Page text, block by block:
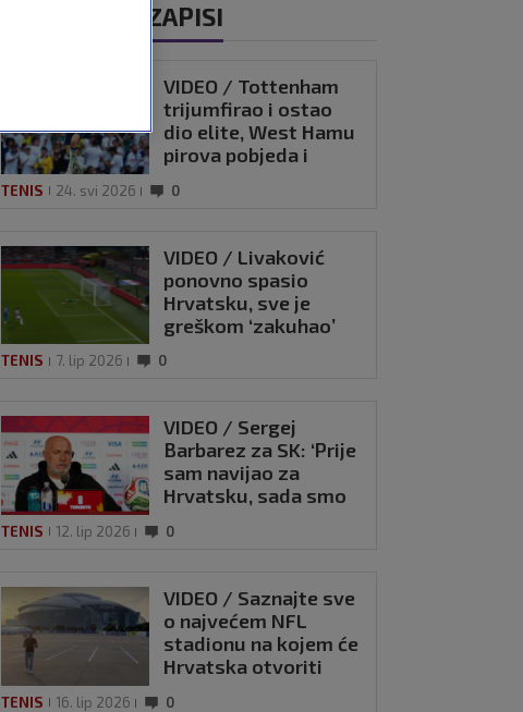
OSTALI VIDEOZAPISI
VIDEO / Tottenham
trijumfirao i ostao
dio elite, West Hamu
pirova pobjeda i
TENIS 24. svi 2026 0
VIDEO / Livaković
ponovno spasio
Hrvatsku, sve je
greškom ‘zakuhao’
TENIS 7. lip 2026 0
VIDEO / Sergej
Barbarez za SK: ‘Prije
sam navijao za
Hrvatsku, sada smo
trag’
TENIS 12. lip 2026 0
VIDEO / Saznajte sve
o najvećem NFL
stadionu na kojem će
Hrvatska otvoriti
TENIS 16. lip 2026 0